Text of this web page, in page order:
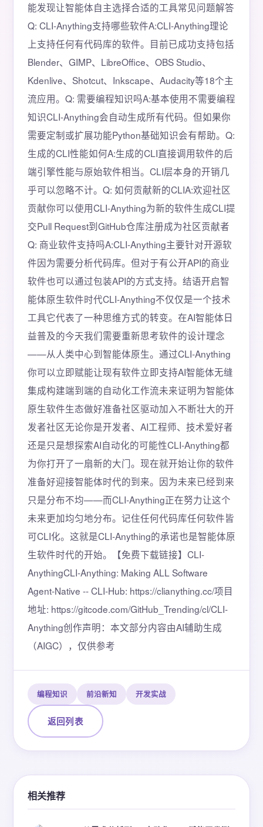
能发现让智能体自主选择合适的工具常见问题解答
Q: CLI-Anything支持哪些软件A:CLI-Anything理论
上支持任何有代码库的软件。目前已成功支持包括
Blender、GIMP、LibreOffice、OBS Studio、
Kdenlive、Shotcut、Inkscape、Audacity等18个主
流应用。Q: 需要编程知识吗A:基本使用不需要编程
知识CLI-Anything会自动生成所有代码。但如果你
需要定制或扩展功能Python基础知识会有帮助。Q:
生成的CLI性能如何A:生成的CLI直接调用软件的后
端引擎性能与原始软件相当。CLI层本身的开销几
乎可以忽略不计。Q: 如何贡献新的CLIA:欢迎社区
贡献你可以使用CLI-Anything为新的软件生成CLI提
交Pull Request到GitHub仓库注册成为社区贡献者
Q: 商业软件支持吗A:CLI-Anything主要针对开源软
件因为需要分析代码库。但对于有公开API的商业
软件也可以通过包装API的方式支持。结语开启智
能体原生软件时代CLI-Anything不仅仅是一个技术
工具它代表了一种思维方式的转变。在AI智能体日
益普及的今天我们需要重新思考软件的设计理念
——从人类中心到智能体原生。通过CLI-Anything
你可以立即赋能让现有软件立即支持AI智能体无缝
集成构建端到端的自动化工作流未来证明为智能体
原生软件生态做好准备社区驱动加入不断壮大的开
发者社区无论你是开发者、AI工程师、技术爱好者
还是只是想探索AI自动化的可能性CLI-Anything都
为你打开了一扇新的大门。现在就开始让你的软件
准备好迎接智能体时代的到来。因为未来已经到来
只是分布不均——而CLI-Anything正在努力让这个
未来更加均匀地分布。记住任何代码库任何软件皆
可CLI化。这就是CLI-Anything的承诺也是智能体原
生软件时代的开始。【免费下载链接】CLI-
AnythingCLI-Anything: Making ALL Software
Agent-Native -- CLI-Hub: https://clianything.cc/项目
地址: https://gitcode.com/GitHub_Trending/cl/CLI-
Anything创作声明：本文部分内容由AI辅助生成
（AIGC），仅供参考
编程知识 前沿新知 开发实战
返回列表
相关推荐